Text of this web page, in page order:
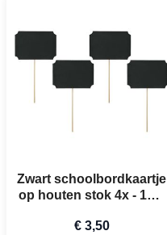
Zwart schoolbordkaartje
op houten stok 4x - 11 x
€ 3,50